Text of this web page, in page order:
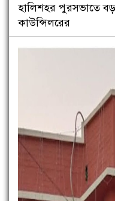
হালিশহর পুরসভাতে
কাউন্সিলরের